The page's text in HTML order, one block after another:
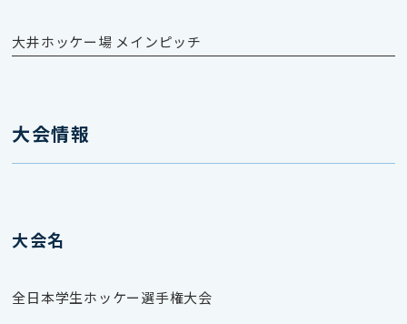
大井ホッケー場 メインピッチ
大会情報
大会名
全日本学生ホッケー選手権大会